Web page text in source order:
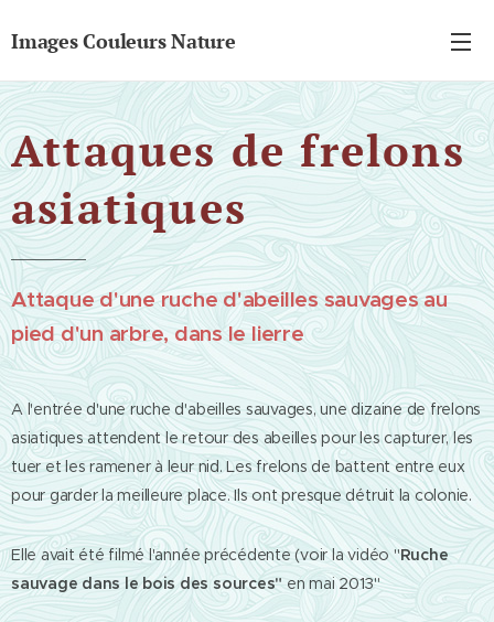
Images Couleurs Nature
Attaques de frelons
asiatiques
Attaque d'une ruche d'abeilles sauvages au
pied d'un arbre, dans le lierre
A l'entrée d'une ruche d'abeilles sauvages, une dizaine de frelons
asiatiques attendent le retour des abeilles pour les capturer, les
tuer et les ramener à leur nid. Les frelons de battent entre eux
pour garder la meilleure place. Ils ont presque détruit la colonie.
Elle avait été filmé l'année précédente (voir la vidéo "Ruche
sauvage dans le bois des sources" en mai 2013"
Individus